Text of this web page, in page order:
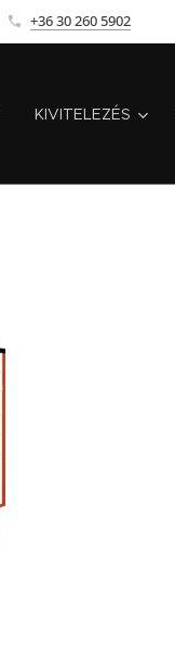
+36 30 260 5902
KIVITELEZÉS